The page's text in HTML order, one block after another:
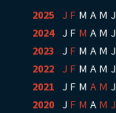
2025 J F M A M J
2024: J F M A M J
2023
J F M A M J
2022
J F M A M J
2021
J F M A M J
2020
J F M A M J